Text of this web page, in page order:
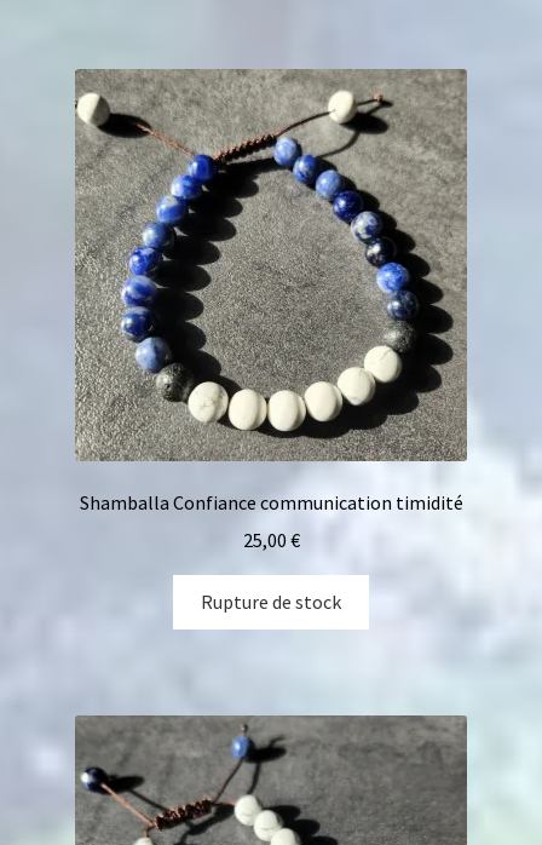
Shamballa Confiance communication timidité
25,00 €
Rupture de stock